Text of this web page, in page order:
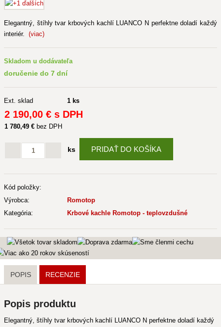
Elegantný, štíhly tvar krbových kachlí LUANCO N perfektne doladí každý
interiér. (viac)
Skladom u dodávateľa
doručenie do 7 dní
Ext. sklad 1 ks
2 190,00 € s DPH
1 780,49 € bez DPH
ks PRIDAŤ DO KOŠÍKA
Kód položky:
Výrobca:
Romotop
Kategória:
Krbové kachle Romotop - teplovzdušné
POPIS RECENZIE
Popis produktu
Elegantný, štíhly tvar krbových kachlí LUANCO N perfektne doladí každý